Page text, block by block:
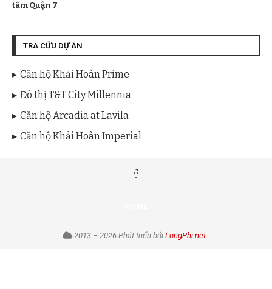
tâm Quận 7
TRA CỨU DỰ ÁN
Căn hộ Khải Hoàn Prime
Đô thị T&T City Millennia
Căn hộ Arcadia at Lavila
Căn hộ Khải Hoàn Imperial
2013 – 2026 Phát triển bởi LongPhi.net.